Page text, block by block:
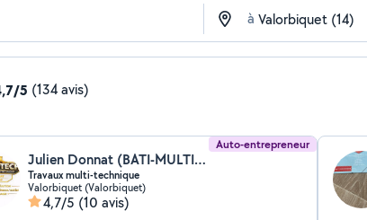
à
5 (134 avis)
Auto-entrepreneur
Julien Donnat (BATI-MULTI-TECH)
Travaux multi-technique
Valorbiquet (Valorbiquet)
4,7/5 (10 avis)